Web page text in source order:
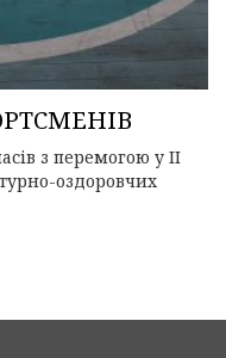
з перемогою у ІІ
оздоровчих